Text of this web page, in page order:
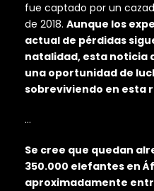
fue captado por un
de 2018. Aunque los
actual de pérdidas
natalidad, esta noticia
una oportunidad de
sobreviviendo en esta
…
Se cree que quedan
350.000 elefantes en
aproximadamente